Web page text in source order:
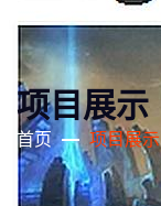
项目展示
首页 项目展示